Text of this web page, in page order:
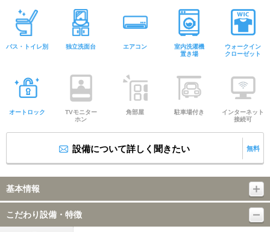
バス・トイレ別 独立洗面台 エアコン
室内洗濯機
置き場
ウォークイン
クローゼット
オートロック
TVモニター
ホン
角部屋 駐車場付き
インターネット
接続可
設備について詳しく聞きたい 無料
基本情報
こだわり設備・特徴